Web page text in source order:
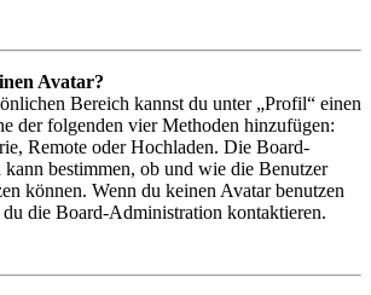
Avatar?
Bereich kannst du unter „Profil“ einen
der folgenden vier Methoden hinzufügen:
Remote oder Hochladen. Die Board-
bestimmen, ob und wie die Benutzer
können. Wenn du keinen Avatar benutzen
du die Board-Administration kontaktieren.